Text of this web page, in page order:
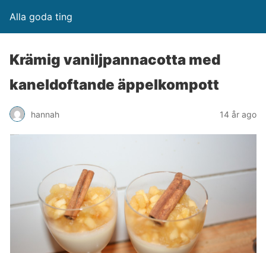
Alla goda ting
Krämig vaniljpannacotta med
kaneldoftande äppelkompott
hannah 14 år ago